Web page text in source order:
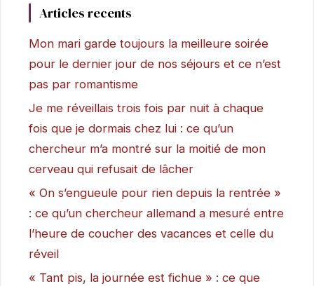
Articles recents
Mon mari garde toujours la meilleure soirée
pour le dernier jour de nos séjours et ce n’est
pas par romantisme
Je me réveillais trois fois par nuit à chaque
fois que je dormais chez lui : ce qu’un
chercheur m’a montré sur la moitié de mon
cerveau qui refusait de lâcher
« On s’engueule pour rien depuis la rentrée »
: ce qu’un chercheur allemand a mesuré entre
l’heure de coucher des vacances et celle du
réveil
« Tant pis, la journée est fichue » : ce que